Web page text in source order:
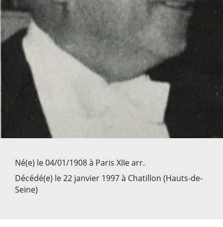
Né(e) le 04/01/1908 à Paris XIIe arr.
Décédé(e) le 22 janvier 1997 à Chatillon (Hauts-de-
Seine)